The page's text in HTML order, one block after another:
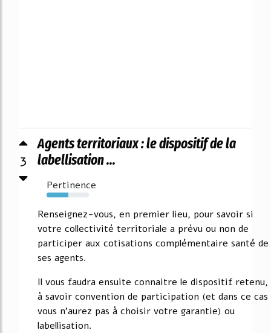
3
Agents territoriaux : le dispositif de la
labellisation ...
Pertinence
52%
Renseignez-vous, en premier lieu, pour savoir si
votre collectivité territoriale a prévu ou non de
participer aux cotisations complémentaire santé de
ses agents.
Il vous faudra ensuite connaitre le dispositif retenu,
à savoir convention de participation (et dans ce cas
vous n'aurez pas à choisir votre garantie) ou
labellisation.